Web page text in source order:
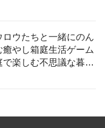
ウたちと一緒にのん
やし箱庭生活ゲーム
で楽しむ不思議な暮ら
】